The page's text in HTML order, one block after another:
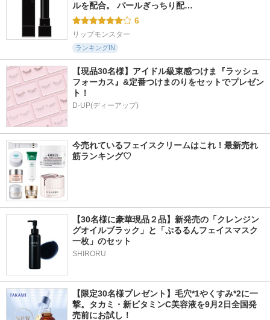
ルを配合。 パールぎっちり配…
6
リップモンスター
ランキングIN
【現品30名様】アイドル級束感つけま『ラッシュ
フォーカス』&定番つけまのりをセットでプレゼン
ト！
D-UP(ディーアップ)
今売れているフェイスクリームはこれ！最新売れ
筋ランキング♡
【30名様に豪華現品２品】新発売の「クレンジン
グオイルブラック」と「ぷるるんフェイスマスク
一枚」のセット
SHIRORU
【限定30名様プレゼント】毛穴*1やくすみ*2に一
撃。タカミ・新ビタミンC美容液を9月2日全国発
売前にお試し！